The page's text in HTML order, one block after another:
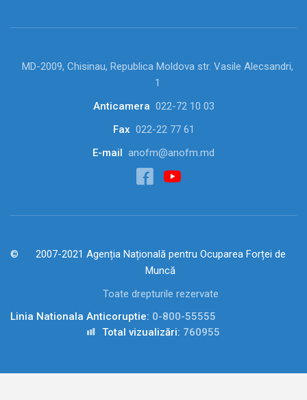
MD-2009, Chisinau, Republica Moldova str. Vasile Alecsandri,
1
Anticamera 022-72 10 03
Fax 022-22 77 61
E-mail
anofm@anofm.md
2007-2021 Agenția Națională pentru Ocuparea Forței de
Muncă
Toate drepturile rezervate
Linia Nationala Anticoruptie: 0-800-55555
Total vizualizări: 760955